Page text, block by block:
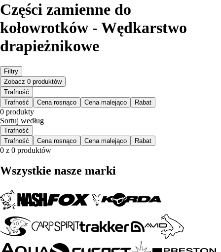
Części zamienne do
kołowrotków - Wędkarstwo
drapieżnikowe
Filtry
Zobacz 0 produktów
Trafność
Trafność
Cena rosnąco Cena malejąco Rabat
0 produkty
Sortuj według
Trafność
Trafność
Cena rosnąco Cena malejąco Rabat
0 z 0 produktów
Wszystkie nasze marki